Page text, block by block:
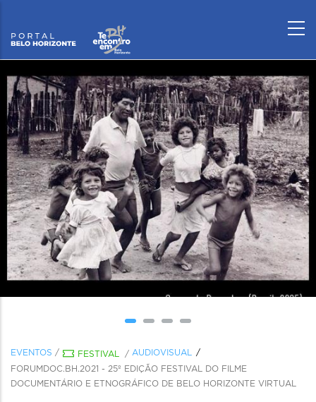
EVENTOS / FESTIVAL / AUDIOVISUAL
FORUMDOC.BH.2021 - 25º EDIÇÃO FESTIVAL DO FILME
DOCUMENTÁRIO E ETNOGRÁFICO DE BELO HORIZONTE VIRTUAL